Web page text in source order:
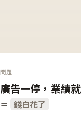
問題
廣告一停，業績
＝ 錢白花了